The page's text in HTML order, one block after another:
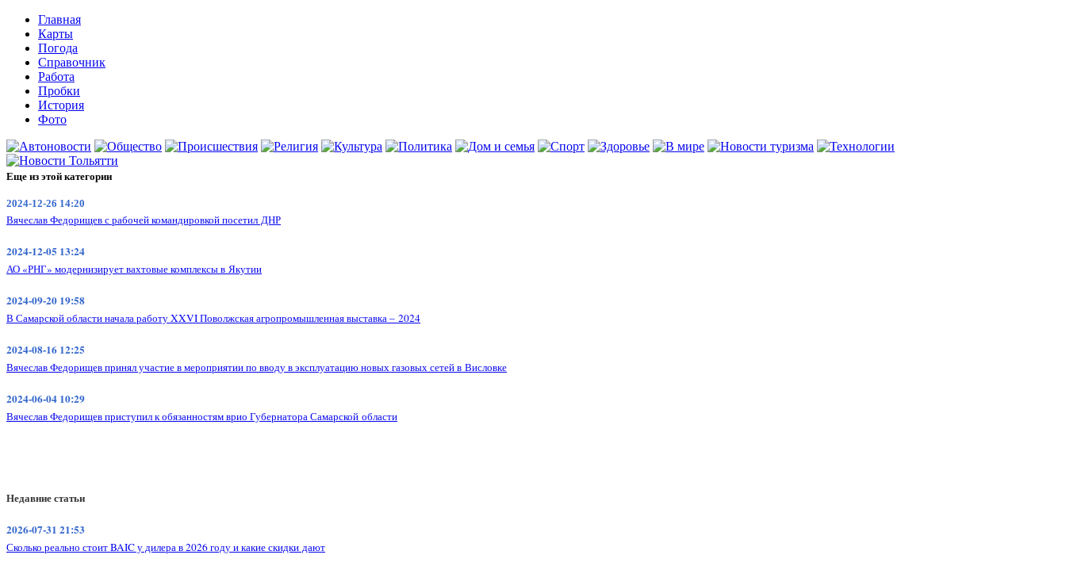
Главная
Карты
Погода
Справочник
Работа
Пробки
История
Фото
Еще из этой категории
2024-12-26 14:20
Вячеслав Федорищев с рабочей командировкой посетил ДНР
2024-12-05 13:24
АО «РНГ» модернизирует вахтовые комплексы в Якутии
2024-09-20 19:58
В Самарской области начала работу XXVI Поволжская агропромышленная выставка – 2024
2024-08-16 12:25
Вячеслав Федорищев принял участие в мероприятии по вводу в эксплуатацию новых газовых сетей в Висловке
2024-06-04 10:29
Вячеслав Федорищев приступил к обязанностям врио Губернатора Самарской области
Недавние статьи
2026-07-31 21:53
Сколько реально стоит BAIC у дилера в 2026 году и какие скидки дают